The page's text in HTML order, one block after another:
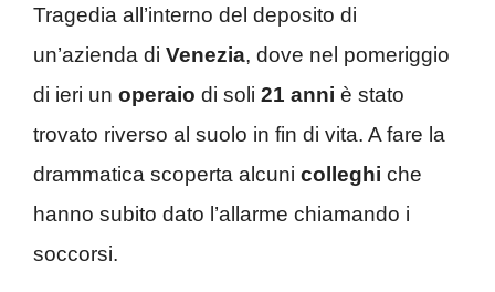
Tragedia all’interno del deposito di
un’azienda di Venezia, dove nel pomeriggio
di ieri un operaio di soli 21 anni è stato
trovato riverso al suolo in fin di vita. A fare la
drammatica scoperta alcuni colleghi che
hanno subito dato l’allarme chiamando i
soccorsi.